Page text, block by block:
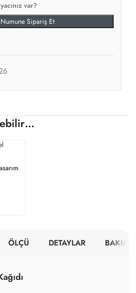
var?
Numune Sipariş Et
ÖLÇÜ DETAYLAR BAKIM